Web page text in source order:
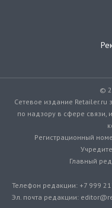
©
Сетевое издание
по надзору в сфере связи,
Регистрационный
Главный
Телефон редакции: +7 999
Эл. почта редакции: